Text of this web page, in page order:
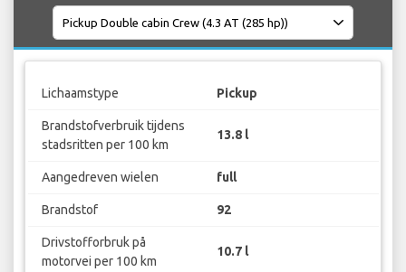
Lichaamstype Pickup
Brandstofverbruik tijdens
stadsritten per 100 km
13.8 l
Aangedreven wielen full
Brandstof 92
Drivstofforbruk på
motorvei per 100 km
10.7 l